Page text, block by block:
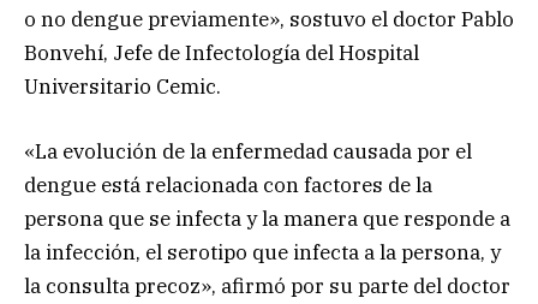
o no dengue previamente», sostuvo el doctor Pablo
Bonvehí, Jefe de Infectología del Hospital
Universitario Cemic.
«La evolución de la enfermedad causada por el
dengue está relacionada con factores de la
persona que se infecta y la manera que responde a
la infección, el serotipo que infecta a la persona, y
la consulta precoz», afirmó por su parte del doctor